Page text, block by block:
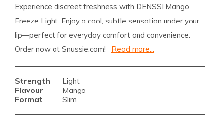
Experience discreet freshness with DENSSI Mango
Freeze Light. Enjoy a cool, subtle sensation under your
lip—perfect for everyday comfort and convenience.
Order now at Snussie.com!
Read more...
Strength Light
Flavour Mango
Format Slim